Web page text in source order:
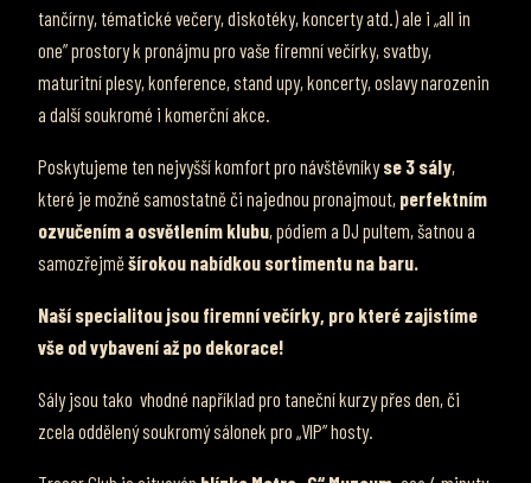
tančírny, tématické večery, diskotéky, koncerty atd.) ale i „all in
one” prostory k pronájmu pro vaše firemní večírky, svatby,
maturitní plesy, konference, stand upy, koncerty, oslavy narozenin
a další soukromé i komerční akce.
Poskytujeme ten nejvyšší komfort pro návštěvníkyse 3 sály,
které je možně samostatně či najednou pronajmout, perfektním
ozvučením a osvětlením klubu, pódiem a DJ pultem, šatnou a
samozřejměšírokou nabídkou sortimentu na baru.
Naší specialitou jsou firemní večírky, pro které zajistíme
vše od vybavení až po dekorace!
Sály jsou tako vhodné například pro taneční kurzy přes den, či
zcela oddělený soukromý sálonek pro „VIP” hosty.